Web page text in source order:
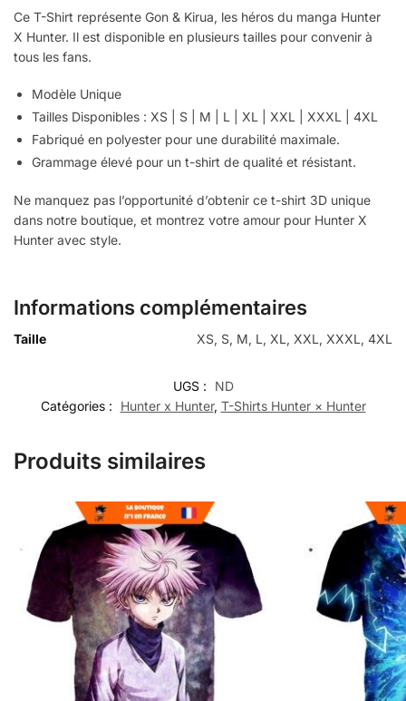
Ce T-Shirt représente Gon & Kirua, les héros du manga Hunter
X Hunter. Il est disponible en plusieurs tailles pour convenir à
tous les fans.
Modèle Unique
Tailles Disponibles : XS | S | M | L | XL | XXL | XXXL | 4XL
Fabriqué en polyester pour une durabilité maximale.
Grammage élevé pour un t-shirt de qualité et résistant.
Ne manquez pas l’opportunité d’obtenir ce t-shirt 3D unique
dans notre boutique, et montrez votre amour pour Hunter X
Hunter avec style.
Informations complémentaires
Taille XS, S, M, L, XL, XXL, XXXL, 4XL
UGS :
ND
Catégories :
Hunter x Hunter, T-Shirts Hunter × Hunter
Produits similaires